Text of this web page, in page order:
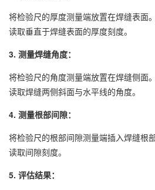
将检验尺的厚度测量端放置在焊缝表面。
读取垂直于焊缝表面的厚度刻度。
3. 测量焊缝角度：
将检验尺的角度测量端放置在焊缝侧面。
读取焊缝两侧斜面与水平线的角度。
4. 测量根部间隙：
将检验尺的根部间隙测量端插入焊缝根部
读取间隙刻度。
5. 评估结果：